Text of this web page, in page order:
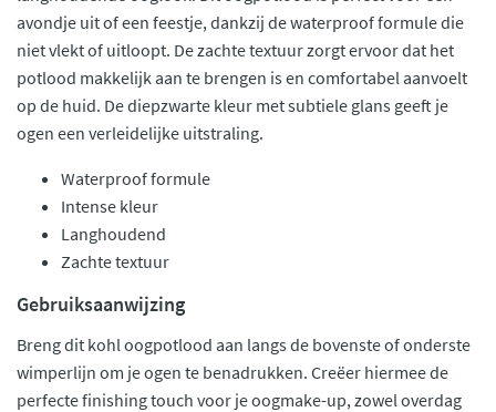
avondje uit of een feestje, dankzij de waterproof formule die
niet vlekt of uitloopt. De zachte textuur zorgt ervoor dat het
potlood makkelijk aan te brengen is en comfortabel aanvoelt
op de huid. De diepzwarte kleur met subtiele glans geeft je
ogen een verleidelijke uitstraling.
Waterproof formule
Intense kleur
Langhoudend
Zachte textuur
Gebruiksaanwijzing
Breng dit kohl oogpotlood aan langs de bovenste of onderste
wimperlijn om je ogen te benadrukken. Creëer hiermee de
perfecte finishing touch voor je oogmake-up, zowel overdag